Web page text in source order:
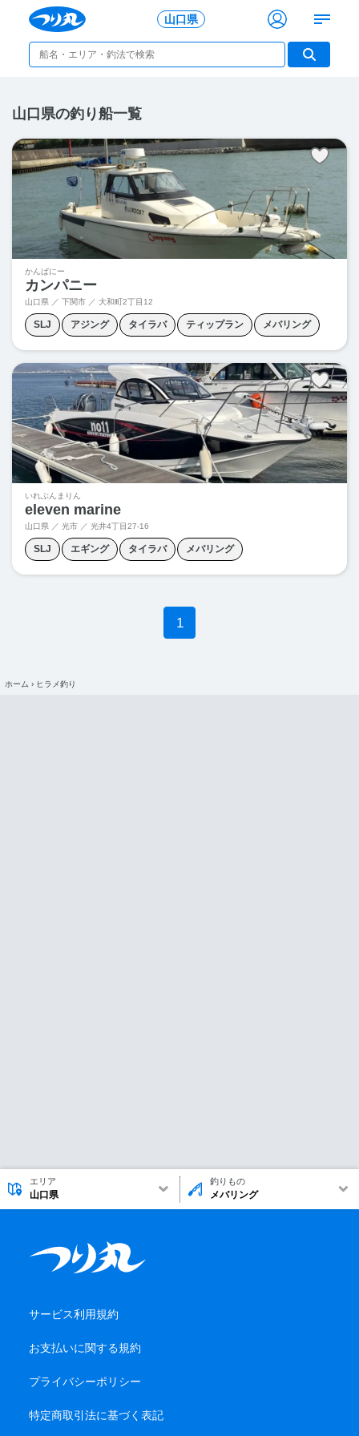
山口県
山口県の釣り船一覧
かんぱにー
カンパニー
山口県 ／ 下関市 ／ 大和町2丁目12
SLJ アジング タイラバ ティップラン メバリング
いれぶんまりん
eleven marine
山口県 ／ 光市 ／ 光井4丁目27-16
SLJ エギング タイラバ メバリング
1
ホーム › ヒラメ釣り
エリア
山口県
釣りもの
メバリング
サービス利用規約
お支払いに関する規約
プライバシーポリシー
特定商取引法に基づく表記